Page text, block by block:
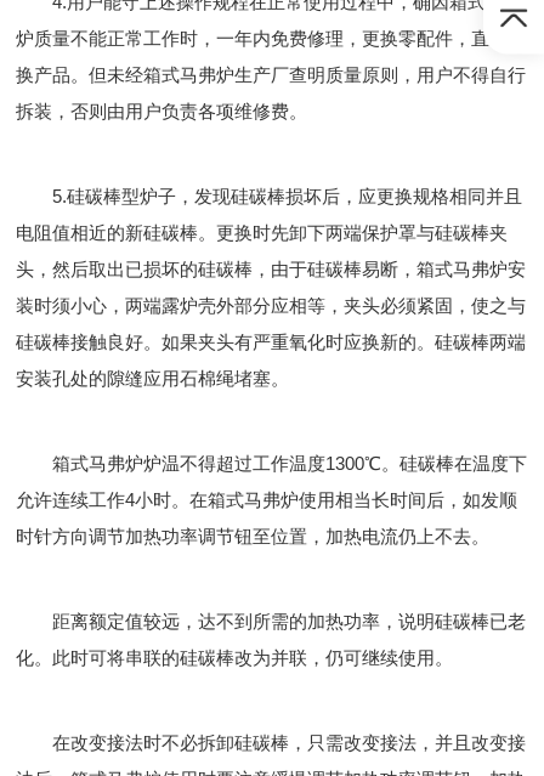
炉质量不能正常工作时，一年内免费修理，更换零配件，直至更
换产品。但未经箱式马弗炉生产厂查明质量原则，用户不得自行
拆装，否则由用户负责各项维修费。
5.硅碳棒型炉子，发现硅碳棒损坏后，应更换规格相同并且
电阻值相近的新硅碳棒。更换时先卸下两端保护罩与硅碳棒夹
头，然后取出已损坏的硅碳棒，由于硅碳棒易断，箱式马弗炉安
装时须小心，两端露炉壳外部分应相等，夹头必须紧固，使之与
硅碳棒接触良好。如果夹头有严重氧化时应换新的。硅碳棒两端
安装孔处的隙缝应用石棉绳堵塞。
箱式马弗炉炉温不得超过工作温度1300℃。硅碳棒在温度下
允许连续工作4小时。在箱式马弗炉使用相当长时间后，如发顺
时针方向调节加热功率调节钮至位置，加热电流仍上不去。
距离额定值较远，达不到所需的加热功率，说明硅碳棒已老
化。此时可将串联的硅碳棒改为并联，仍可继续使用。
在改变接法时不必拆卸硅碳棒，只需改变接法，并且改变接